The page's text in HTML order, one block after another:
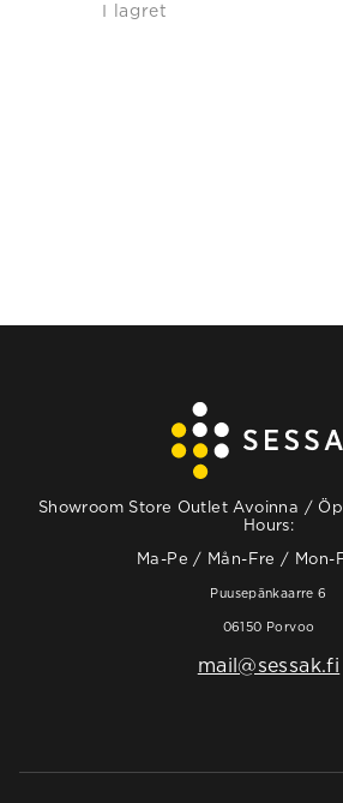
I lagret
Showroom Store Outlet Avoinna /
Hours:
Ma-Pe / Mån-Fre / Mon-
Puusepänkaarre 6
06150 Porvoo
mail@sessak.fi